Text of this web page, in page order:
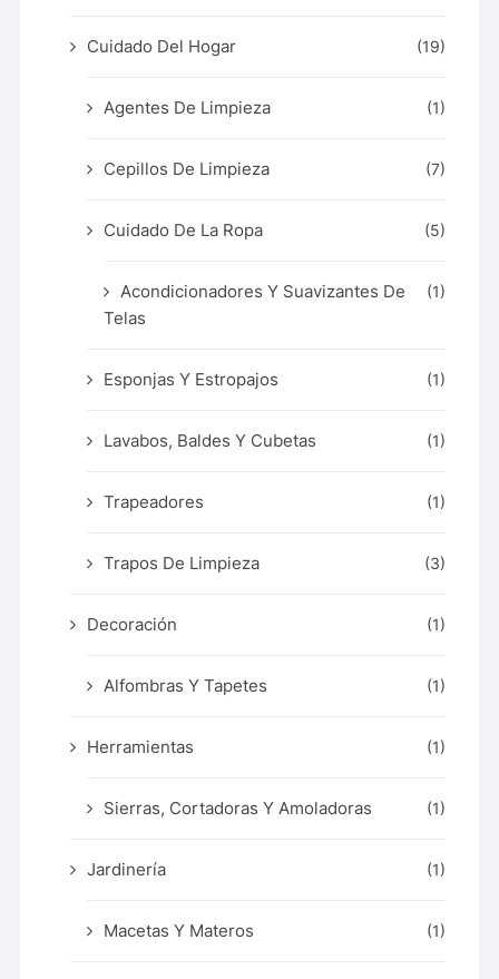
Cuidado Del Hogar (19)
Agentes De Limpieza (1)
Cepillos De Limpieza (7)
Cuidado De La Ropa (5)
Acondicionadores Y Suavizantes De
Telas
(1)
Esponjas Y Estropajos (1)
Lavabos, Baldes Y Cubetas (1)
Trapeadores (1)
Trapos De Limpieza (3)
Decoración (1)
Alfombras Y Tapetes (1)
Herramientas (1)
Sierras, Cortadoras Y Amoladoras (1)
Jardinería (1)
Macetas Y Materos (1)